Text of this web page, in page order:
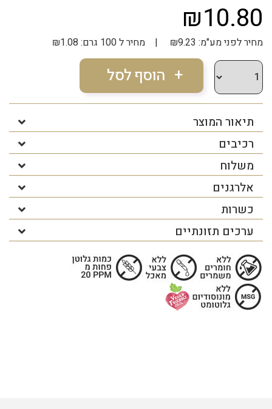
₪10.80
מחיר לפני מע"מ: ₪9.23 | מחיר ל 100 גרם: ₪1.08
תיאור המוצר
רכיבים
משלוח
אלרגנים
כשרות
ערכים תזונתיים